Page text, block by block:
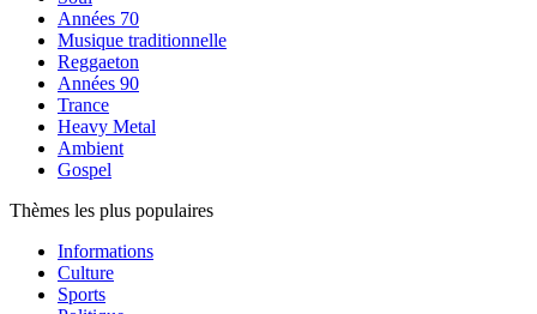
Années 70
Musique traditionnelle
Reggaeton
Années 90
Trance
Heavy Metal
Ambient
Gospel
Thèmes les plus populaires
Informations
Culture
Sports